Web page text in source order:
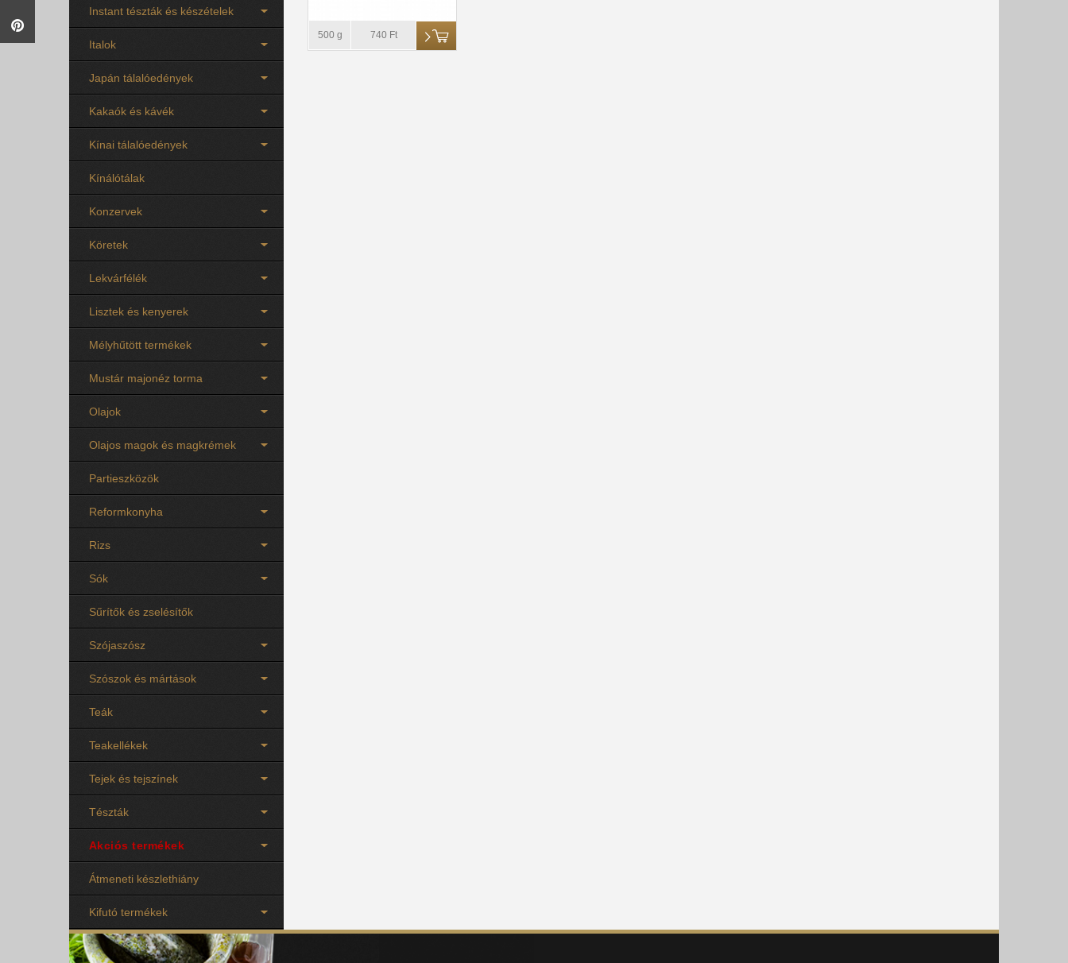
Instant tészták és készételek
Italok
Japán tálalóedények
Kakaók és kávék
Kínai tálalóedények
Kínálótálak
Konzervek
Köretek
Lekvárfélék
Lisztek és kenyerek
Mélyhűtött termékek
Mustár majonéz torma
Olajok
Olajos magok és magkrémek
Partieszközök
Reformkonyha
Rizs
Sók
Sűrítők és zselésítők
Szójaszósz
Szószok és mártások
Teák
Teakellékek
Tejek és tejszínek
Tészták
Akciós termékek
Átmeneti készlethiány
Kifutó termékek
500 g 740 Ft